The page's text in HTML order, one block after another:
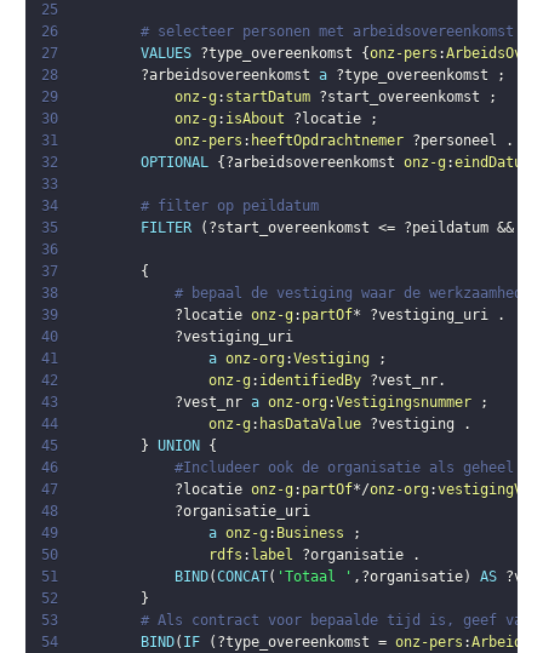
25
26
# selecteer personen met arbeidsovereenkomst
27
VALUES ?type_overeenkomst {onz-pers :
28
?arbeidsovereenkomst a ?type_overeenkomst
;
29
onz-g : startDatum ?start_overeenkomst
;
30
onz-g : isAbout ?locatie
;
31
onz-pers : heeftOpdrachtnemer ?personeel
.
32
OPTIONAL { ?arbeidsovereenkomst onz-g :eindDatum
33
34
# filter op peildatum
35
FILTER ( ?start_overeenkomst <= ?peildatum &&
36
37
{
38
# bepaal de vestiging waar de
39
?locatie onz-g : partOf* ?vestiging_uri
.
40
?vestiging_uri
41
a onz-org :Vestiging
;
42
onz-g : identifiedBy ?vest_nr.
43
?vest_nr a onz-org :Vestigingsnummer
;
44
onz-g : hasDataValue ?vestiging
.
45
} UNION
{
46
#Includeer ook de organisatie als geheel
47
?locatie onz-g : partOf*/onz-org :vestigingVan
48
?organisatie_uri
49
a onz-g : Business
;
50
rdfs : label ?organisatie
.
51
BIND(CONCAT( 'Totaal ' , ?organisatie) AS
52
}
53
# Als contract voor bepaalde tijd is, geef
54
BIND( IF ( ?type_overeenkomst = onz-pers :